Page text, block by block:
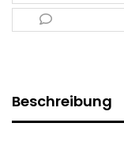
Beschreibung